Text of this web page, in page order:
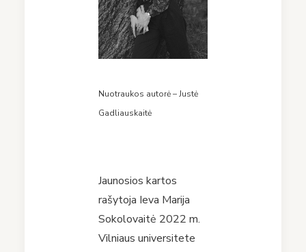
Nuotraukos autorė – Justė
Gadliauskaitė
Jaunosios kartos
rašytoja Ieva Marija
Sokolovaitė 2022 m.
Vilniaus universitete